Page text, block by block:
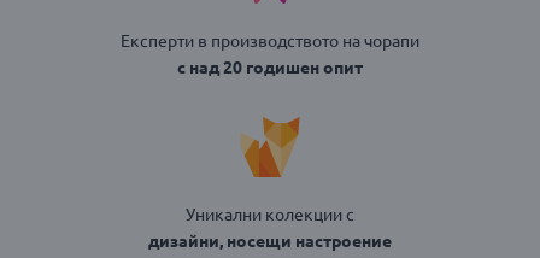
Експерти в производството на чорапи
с над 20 годишен опит
Уникални колекции с
дизайни, носещи настроение